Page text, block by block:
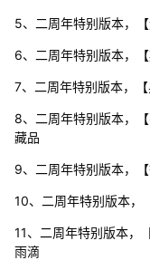
5、二周年特别版本，
6、二周年特别版本，
7、二周年特别版本，
8、二周年特别版本，
藏品
9、二周年特别版本，
10、二周年特别版本，
11、二周年特别版本，
雨滴